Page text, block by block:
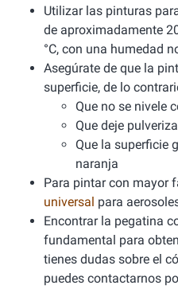
Utilizar las pinturas
de aproximadamente
°C, con una humedad
Asegúrate de que la
superficie, de lo
Que no se nivele
Que deje
Que la superficie
naranja
Para pintar con mayor
universal para
Encontrar la pegatina
fundamental para
tienes dudas sobre el
puedes contactarnos